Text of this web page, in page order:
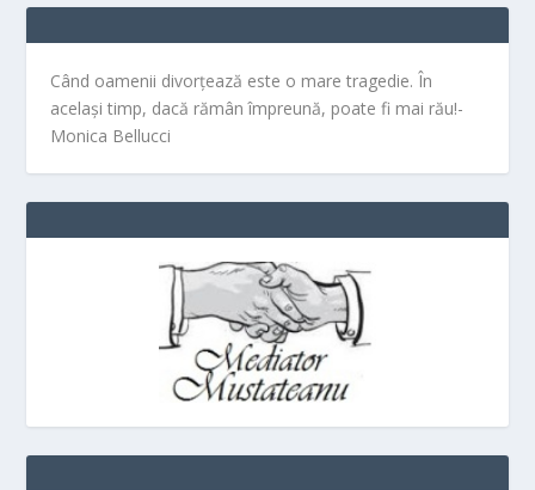
Când oamenii divorțează este o mare tragedie. În
același timp, dacă rămân împreună, poate fi mai rău!-
Monica Bellucci